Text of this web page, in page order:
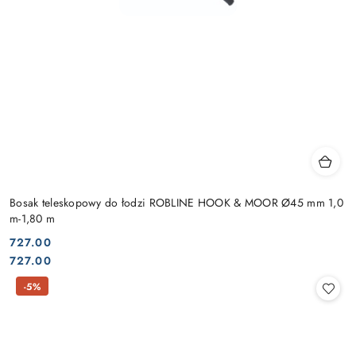
Bosak teleskopowy do łodzi ROBLINE HOOK & MOOR Ø45 mm 1,0
m-1,80 m
Cena:
727.00
Cena:
727.00
-5%